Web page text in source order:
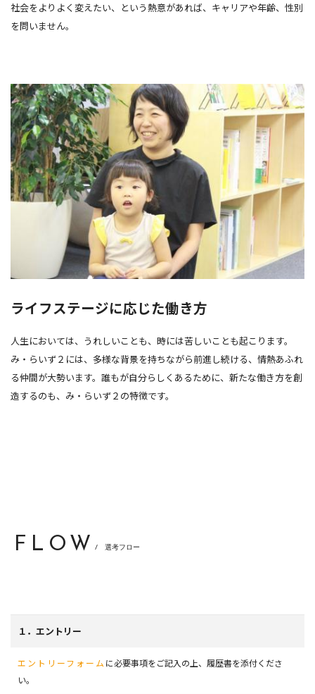
社会をよりよく変えたい、という熱意があれば、キャリアや年齢、性別
を問いません。
ライフステージに応じた働き方
人生においては、うれしいことも、時には苦しいことも起こります。
み・らいず２には、多様な背景を持ちながら前進し続ける、情熱あふれ
る仲間が大勢います。誰もが自分らしくあるために、新たな働き方を創
造するのも、み・らいず２の特徴です。
FLOW / 選考フロー
１．エントリー
エントリーフォーム に必要事項をご記入の上、履歴書を添付くださ
い。